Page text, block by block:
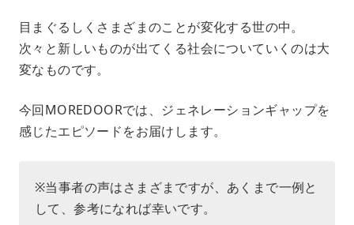
u
t
目まぐるしくさまざまのことが変化する世の中。
次々と新しいものが出てくる社会についていくのは大
変なものです。
今回MOREDOORでは、ジェネレーションギャップを
感じたエピソードをお届けします。
※当事者の声はさまざまですが、あくまで一例と
して、参考になれば幸いです。